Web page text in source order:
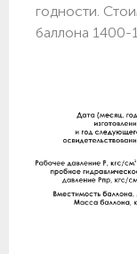
годности.
баллона 1400-